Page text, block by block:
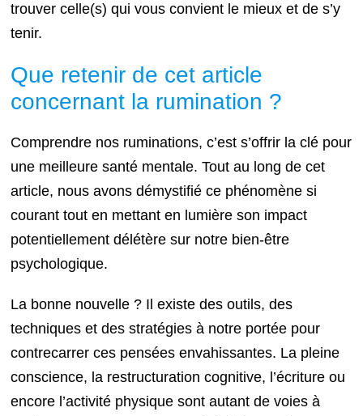
trouver celle(s) qui vous convient le mieux et de s’y
tenir.
Que retenir de cet article
concernant la rumination ?
Comprendre nos ruminations, c’est s’offrir la clé pour
une meilleure santé mentale. Tout au long de cet
article, nous avons démystifié ce phénomène si
courant tout en mettant en lumière son impact
potentiellement délétère sur notre bien-être
psychologique.
La bonne nouvelle ? Il existe des outils, des
techniques et des stratégies à notre portée pour
contrecarrer ces pensées envahissantes. La pleine
conscience, la restructuration cognitive, l’écriture ou
encore l’activité physique sont autant de voies à